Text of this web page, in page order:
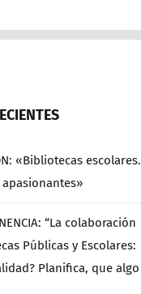
«Bibliotecas escolares.
“La colaboración
Públicas y Escolares:
Planifica, que algo